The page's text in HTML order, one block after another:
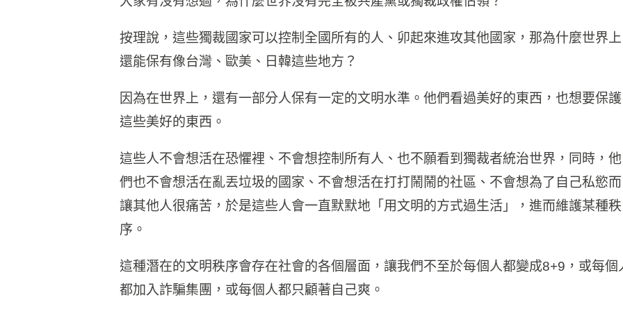
按理說，這些獨裁國家可以控制全國所有的人、卯起來進攻其他國家，那為什麼世界上
還能保有像台灣、歐美、日韓這些地方？
因為在世界上，還有一部分人保有一定的文明水準。他們看過美好的東西，也想要保護
這些美好的東西。
這些人不會想活在恐懼裡、不會想控制所有人、也不願看到獨裁者統治世界，同時，他
們也不會想活在亂丟垃圾的國家、不會想活在打打鬧鬧的社區、不會想為了自己私慾而
讓其他人很痛苦，於是這些人會一直默默地「用文明的方式過生活」，進而維護某種秩
序。
這種潛在的文明秩序會存在社會的各個層面，讓我們不至於每個人都變成8+9，或每個
都加入詐騙集團，或每個人都只顧著自己爽。